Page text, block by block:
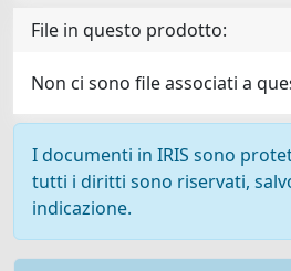
File in questo prodotto:
Non ci sono file associati a
I documenti in IRIS sono
tutti i diritti sono riservati,
indicazione.